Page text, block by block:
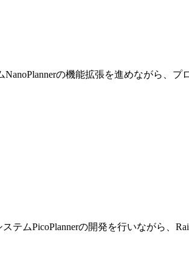
の機能拡張を進めながら、
テムPicoPlannerの開発を行いながら、